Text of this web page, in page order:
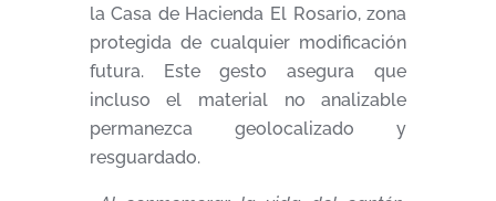
la Casa de Hacienda El Rosario, zona
protegida de cualquier modificación
futura. Este gesto asegura que
incluso el material no analizable
permanezca geolocalizado y
resguardado.